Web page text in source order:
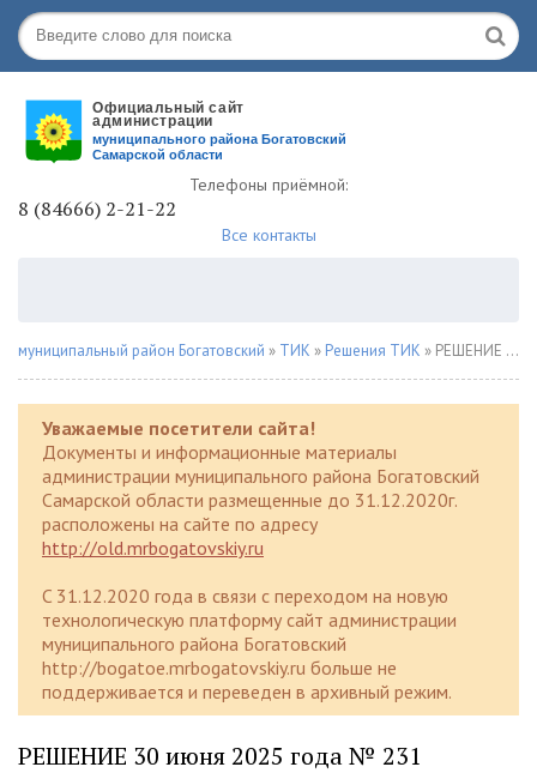
Телефоны приёмной:
8 (84666) 2-21-22
Все контакты
муниципальный район Богатовский » ТИК » Решения ТИК » РЕШЕНИЕ 30 июня 2025 года № 231
Уважаемые посетители сайта!
Документы и информационные материалы
администрации муниципального района Богатовский
Самарской области размещенные до 31.12.2020г.
расположены на сайте по адресу
http://old.mrbogatovskiy.ru
C 31.12.2020 года в связи с переходом на новую
технологическую платформу сайт администрации
муниципального района Богатовский
http://bogatoe.mrbogatovskiy.ru больше не
поддерживается и переведен в архивный режим.
РЕШЕНИЕ 30 июня 2025 года № 231